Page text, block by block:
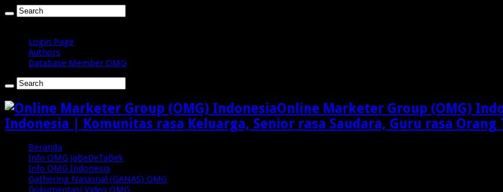
Login Page
Authors
Database Member OMG
Online Marketer Group (OMG)
Indonesia | Komunitas rasa Keluarga, Senior rasa Saudara, Guru rasa Orang
Beranda
Info OMG JaBeDeTaBek
Info OMG Indonesia
Gathering Nasional (GANAS) OMG
Dokumentasi Video OMG